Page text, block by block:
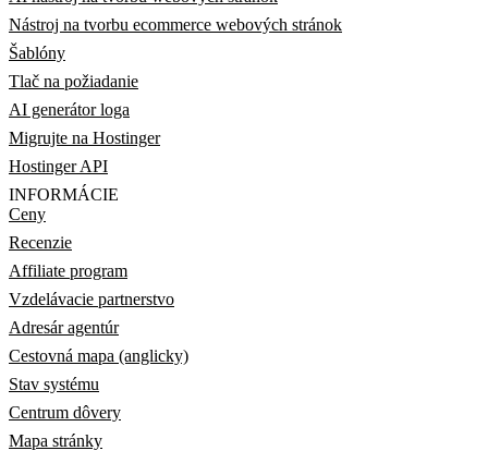
Nástroj na tvorbu ecommerce webových stránok
Šablóny
Tlač na požiadanie
AI generátor loga
Migrujte na Hostinger
Hostinger API
INFORMÁCIE
Ceny
Recenzie
Affiliate program
Vzdelávacie partnerstvo
Adresár agentúr
Cestovná mapa (anglicky)
Stav systému
Centrum dôvery
Mapa stránky